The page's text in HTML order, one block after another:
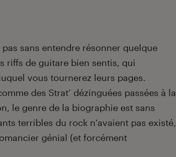
sans entendre résonner quelque
riffs de guitare bien sentis, qui
vous tournerez leurs pages.
des Strat’ dézinguées passées à la
le genre de la biographie est sans
terribles du rock n’avaient pas existé,
génial (et forcément